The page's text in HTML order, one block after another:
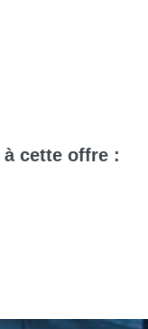
à cette offre :